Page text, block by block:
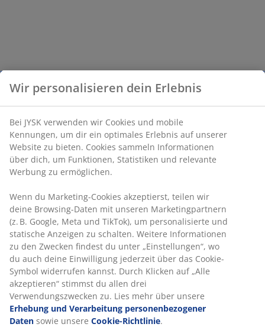
Wir personalisieren dein Erlebnis
Bei JYSK verwenden wir Cookies und mobile
Kennungen, um dir ein optimales Erlebnis auf unserer
Website zu bieten. Cookies sammeln Informationen
über dich, um Funktionen, Statistiken und relevante
Werbung zu ermöglichen.
Wenn du Marketing-Cookies akzeptierst, teilen wir
deine Browsing-Daten mit unseren Marketingpartnern
(z. B. Google, Meta und TikTok), um personalisierte und
statische Anzeigen zu schalten. Weitere Informationen
zu den Zwecken findest du unter „Einstellungen“, wo
du auch deine Einwilligung jederzeit über das Cookie-
Symbol widerrufen kannst. Durch Klicken auf „Alle
akzeptieren“ stimmst du allen drei
Verwendungszwecken zu. Lies mehr über unsere
Erhebung und Verarbeitung personenbezogener
Daten sowie unsere Cookie-Richtlinie.